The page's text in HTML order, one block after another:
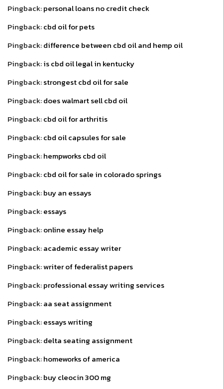
Pingback:personal loans no credit check
Pingback:cbd oil for pets
Pingback:difference between cbd oil and hemp oil
Pingback:is cbd oil legal in kentucky
Pingback:strongest cbd oil for sale
Pingback:does walmart sell cbd oil
Pingback:cbd oil for arthritis
Pingback:cbd oil capsules for sale
Pingback:hempworks cbd oil
Pingback:cbd oil for sale in colorado springs
Pingback:buy an essays
Pingback:essays
Pingback:online essay help
Pingback:academic essay writer
Pingback:writer of federalist papers
Pingback:professional essay writing services
Pingback:aa seat assignment
Pingback:essays writing
Pingback:delta seating assignment
Pingback:homeworks of america
Pingback:buy cleocin 300 mg